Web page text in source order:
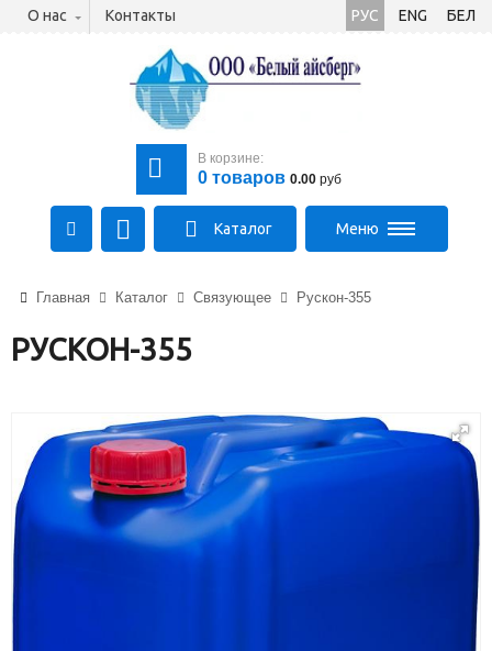
О нас Контакты РУС ENG БЕЛ
В корзине:
0 товаров 0.00 руб
+375 (29) 710-23-43
aysberg-sales@yandex.by
Каталог Меню
Главная Каталог Связующее Рускон-355
РУСКОН-355